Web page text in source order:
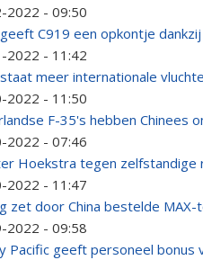
2022 - 09:50
geeft C919 een opkontje
2022 - 11:42
staat meer internationale
2022 - 11:50
F-35's hebben Chinees
2022 - 07:46
Hoekstra tegen zelfstandige
2022 - 11:47
zet door China bestelde
2022 - 09:58
Pacific geeft personeel bonus